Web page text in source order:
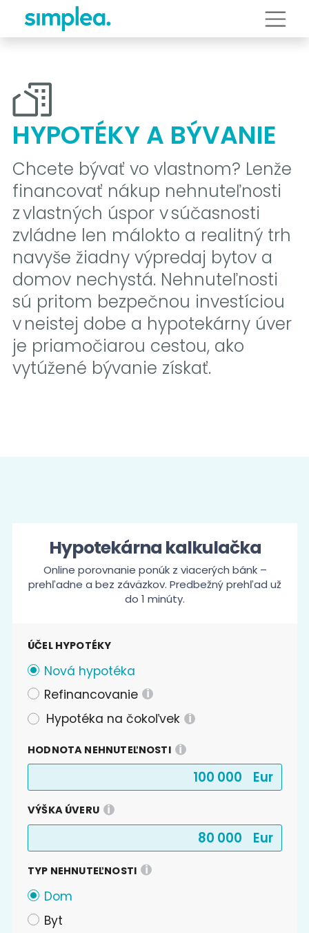
HYPOTÉKY A BÝVANIE
Chcete bývať vo vlastnom? Lenže
financovať nákup nehnuteľnosti
z vlastných úspor v súčasnosti
zvládne len málokto a realitný trh
navyše žiadny výpredaj bytov a
domov nechystá. Nehnuteľnosti
sú pritom bezpečnou investíciou
v neistej dobe a hypotekárny úver
je priamočiarou cestou, ako
vytúžené bývanie získať.